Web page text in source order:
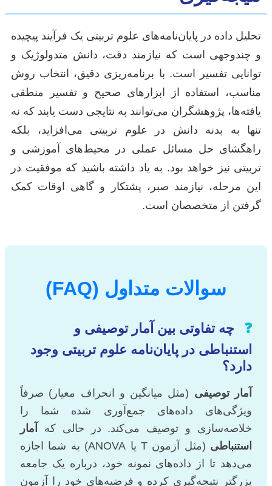
تحلیل داده در پایان‌نامه‌های علوم تربیتی یک فرآیند پیچیده
و چندوجهی است که نیازمند دقت، دانش متدولوژیک و
توانایی تفسیر است. با برنامه‌ریزی دقیق، انتخاب روش
مناسب، استفاده از ابزارهای صحیح و تفسیر منطقی
یافته‌ها، پژوهشگران می‌توانند به نتایجی دست یابند که نه
تنها به بدنه دانش در علوم تربیتی می‌افزاید، بلکه
راهگشای حل مسائل عملی در محیط‌های آموزشی و
تربیتی نیز خواهد بود. به یاد داشته باشید که موفقیت در
این مرحله، نیازمند صبر، پشتکار و گاهی اوقات کمک
گرفتن از متخصصان است.
سوالات متداول (FAQ)
❓
چه تفاوتی بین آمار توصیفی و
استنباطی در پایان‌نامه علوم تربیتی وجود
دارد؟
آمار توصیفی (مثل میانگین و انحراف معیار) صرفاً
ویژگی‌های داده‌های جمع‌آوری شده شما را
خلاصه‌سازی و توصیف می‌کند. در حالی که
آمار
استنباطی
(مثل آزمون T یا ANOVA) به شما اجازه
می‌دهد تا از داده‌های نمونه خود، درباره یک جامعه
بزرگتر نتیجه‌گیری کرده و فرضیه‌های خود را آزمون